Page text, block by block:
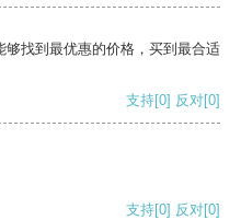
找到最优惠的价格，买到最合适
支持[0] 反对[0]
支持[0] 反对[0]